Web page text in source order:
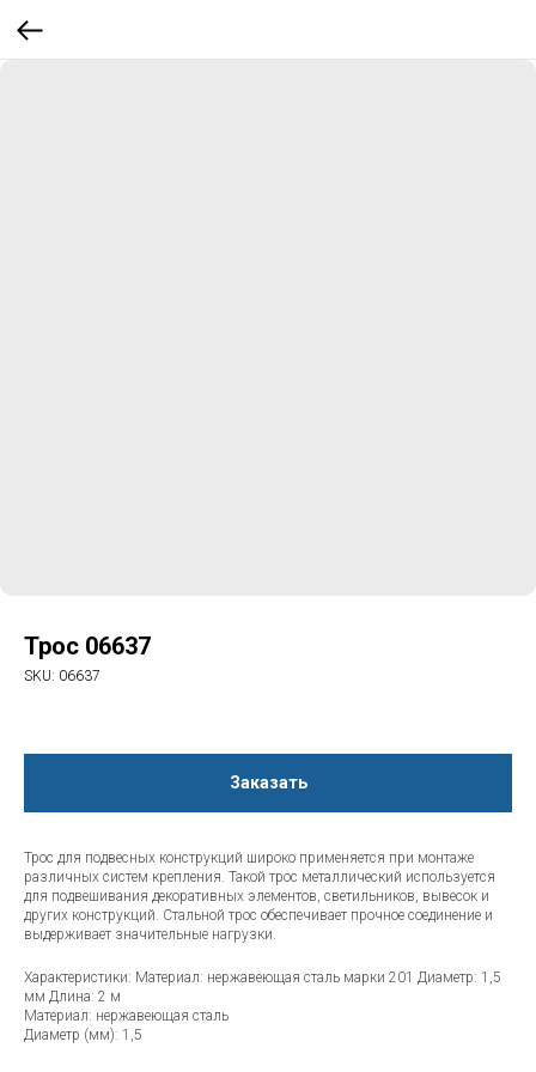
Трос 06637
SKU: 06637
Заказать
Трос для подвесных конструкций широко применяется при монтаже
различных систем крепления. Такой трос металлический используется
для подвешивания декоративных элементов, светильников, вывесок и
других конструкций. Стальной трос обеспечивает прочное соединение и
выдерживает значительные нагрузки.
Характеристики: Материал: нержавеющая сталь марки 201 Диаметр: 1,5
мм Длина: 2 м
Материал: нержавеющая сталь
Диаметр (мм): 1,5